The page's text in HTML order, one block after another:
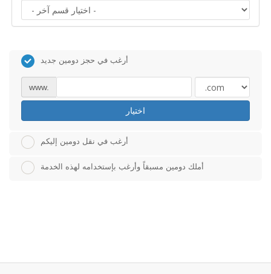
أرغب في حجز دومين جديد
www.
اختيار
أرغب في نقل دومين إليكم
أملك دومين مسبقاً وأرغب بإستخدامه لهذه الخدمة